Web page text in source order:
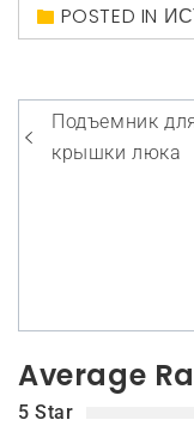
POSTED IN
по
Подъемник
крышки люка
Average
5 Star